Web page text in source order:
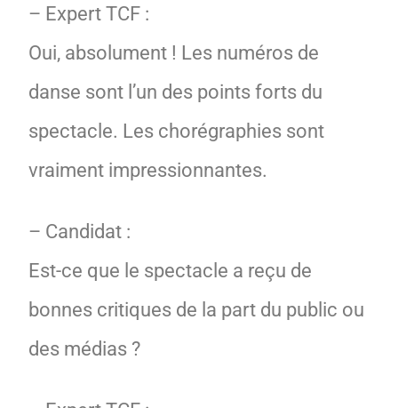
– Expert TCF :
Oui, absolument ! Les numéros de
danse sont l’un des points forts du
spectacle. Les chorégraphies sont
vraiment impressionnantes.
– Candidat :
Est-ce que le spectacle a reçu de
bonnes critiques de la part du public ou
des médias ?